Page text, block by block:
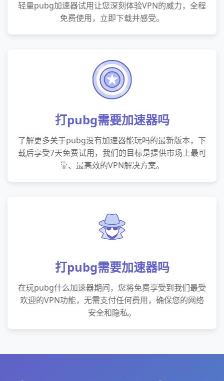
轻量pubg加速器试用让您深刻体验VPN的威力，全程
免费使用，立即下载并感受。
打pubg需要加速器吗
了解更多关于pubg没有加速器能玩吗的最新版本，下
载后享受7天免费试用，我们的目标是提供市场上最可
靠、最高效的VPN解决方案。
打pubg需要加速器吗
在玩pubg什么加速器期间，您将免费享受到我们最受
欢迎的VPN功能，无需支付任何费用，确保您的网络
安全和隐私。